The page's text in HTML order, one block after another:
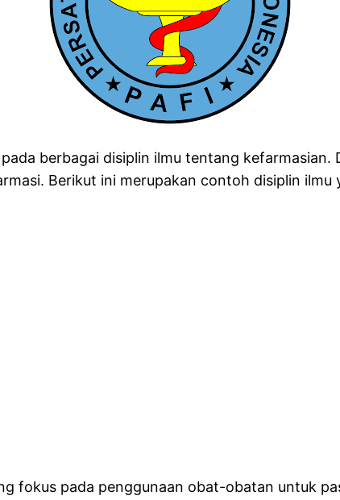
berbagai disiplin ilmu tentang
Berikut ini merupakan contoh disiplin ilmu
fokus pada penggunaan obat-obatan untuk